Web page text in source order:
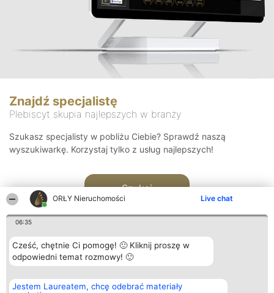
ORŁY Nieruchomości Live chat
06:35
Cześć, chętnie Ci pomogę! 🙂 Kliknij proszę w
odpowiedni temat rozmowy! 🙂
Jestem Laureatem, chcę odebrać materiały
Znajdź specjalistę
Plebiscyt skupia najlepszych w branży
Szukasz specjalisty w pobliżu Ciebie? Sprawdź naszą
wyszukiwarkę. Korzystaj tylko z usług najlepszych!
Szukaj
Organizator plebiscytu
Bright Side Solutions sp. z o.
Plebiscyt
Laureaci
Kontakt
Kontakt